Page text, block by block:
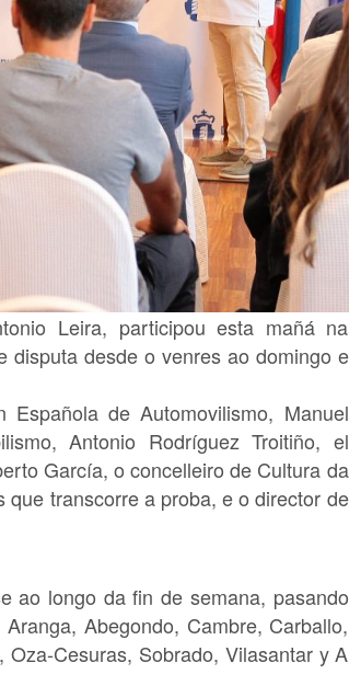
Leira, participou esta mañá na
disputa desde o venres ao domingo e
de Automovilismo, Manuel
Antonio Rodríguez Troitiño, el
García, o concelleiro de Cultura da
transcorre a proba, e o director de
ao longo da fin de semana, pasando
Abegondo, Cambre, Carballo,
Cesuras, Sobrado, Vilasantar y A